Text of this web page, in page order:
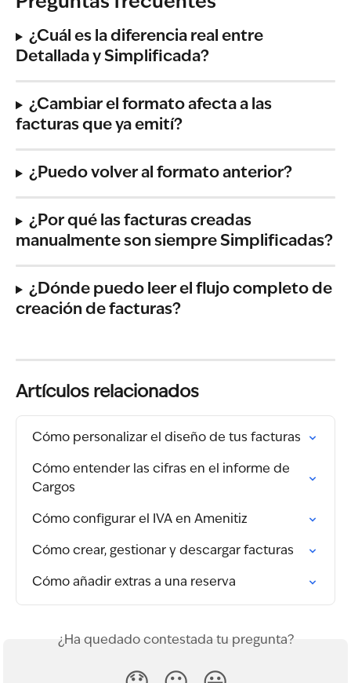
¿Cuál es la diferencia real entre
Detallada y Simplificada?
¿Cambiar el formato afecta a las
facturas que ya emití?
¿Puedo volver al formato anterior?
¿Por qué las facturas creadas
manualmente son siempre Simplificadas?
¿Dónde puedo leer el flujo completo de
creación de facturas?
Artículos relacionados
Cómo personalizar el diseño de tus facturas
Cómo entender las cifras en el informe de
Cargos
Cómo configurar el IVA en Amenitiz
Cómo crear, gestionar y descargar facturas
Cómo añadir extras a una reserva
¿Ha quedado contestada tu pregunta?